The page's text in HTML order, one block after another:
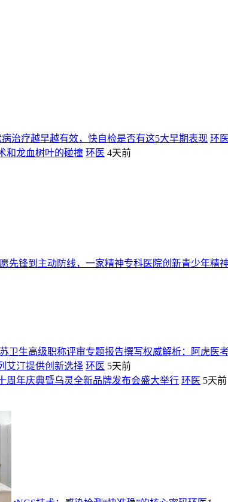
病治疗越早越有效，快自检是否有这5大早期表现 环医
和龙血树叶的碰撞 环医 4天前
先锋到主动防线，一家精神专科医院创新青少年精
卫生高级职称评审专题报告撰写权威解析：阿虎医
艾汀提供创新选择 环医 5天前
周年庆典暨乌灵全新品牌发布会盛大举行 环医 5天前